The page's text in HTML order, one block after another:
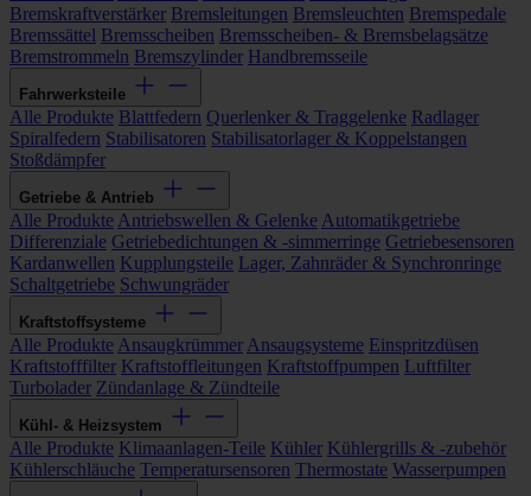
Bremskraftverstärker Bremsleitungen Bremsleuchten Bremspedale
Bremssättel Bremsscheiben Bremsscheiben- & Bremsbelagsätze
Bremstrommeln Bremszylinder Handbremsseile
Fahrwerksteile
Alle Produkte Blattfedern Querlenker & Traggelenke Radlager
Spiralfedern Stabilisatoren Stabilisatorlager & Koppelstangen
Stoßdämpfer
Getriebe & Antrieb
Alle Produkte Antriebswellen & Gelenke Automatikgetriebe
Differenziale Getriebedichtungen & -simmerringe Getriebesensoren
Kardanwellen Kupplungsteile Lager, Zahnräder & Synchronringe
Schaltgetriebe Schwungräder
Kraftstoffsysteme
Alle Produkte Ansaugkrümmer Ansaugsysteme Einspritzdüsen
Kraftstofffilter Kraftstoffleitungen Kraftstoffpumpen Luftfilter
Turbolader Zündanlage & Zündteile
Kühl- & Heizsystem
Alle Produkte Klimaanlagen-Teile Kühler Kühlergrills & -zubehör
Kühlerschläuche Temperatursensoren Thermostate Wasserpumpen